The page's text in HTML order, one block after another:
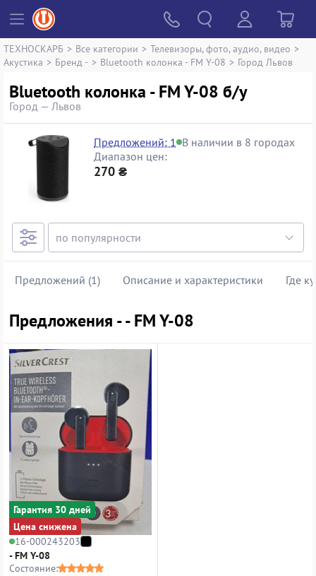
ТЕХНОСКАРБ > Все категории > Телевизоры, фото, аудио, видео >
Акустика > Бренд - > Bluetooth колонка - FM Y-08 > Город Львов
Bluetooth колонка - FM Y-08 б/у
Город — Львов
Предложений: 1 В наличии в 8 городах
Диапазон цен:
270 ₴
Предложений (1) Описание и характеристики Где
Предложения - - FM Y-08
Гарантия 30 дней
Цена снижена
16-000243203
- FM Y-08
Состояние: